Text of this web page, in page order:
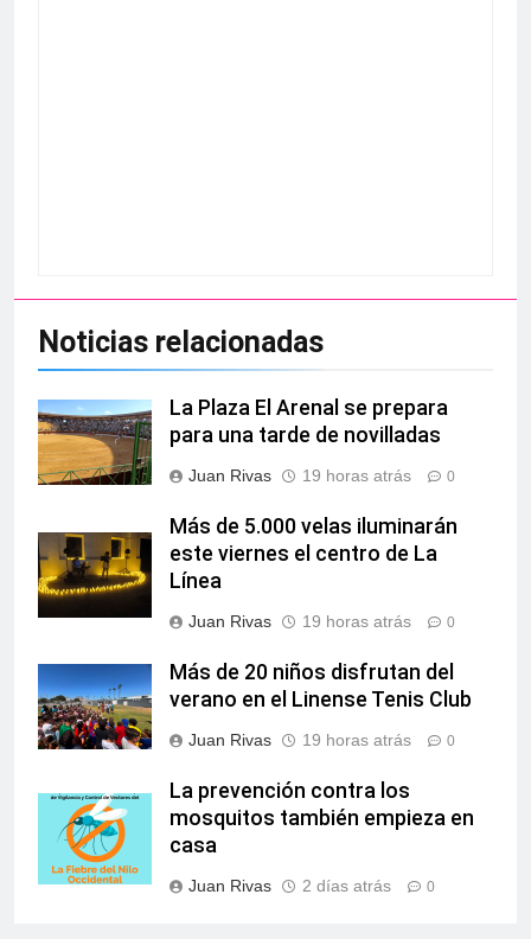
Noticias relacionadas
La Plaza El Arenal se prepara
para una tarde de novilladas
Juan Rivas 19 horas atrás 0
Más de 5.000 velas iluminarán
este viernes el centro de La
Línea
Juan Rivas 19 horas atrás 0
Más de 20 niños disfrutan del
verano en el Linense Tenis Club
Juan Rivas 19 horas atrás 0
La prevención contra los
mosquitos también empieza en
casa
Juan Rivas 2 días atrás 0